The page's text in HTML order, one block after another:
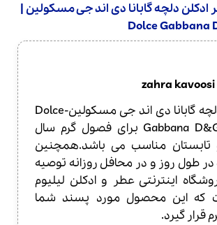
ادکلن دلچه گابانا دی اند جی مسکولین |
Dolce Gabbana
zahra kavoosi
عطر ادکلن دلچه گابانا دی اند جی مسکولین-Dolce
Gabbana D&G Masculine برای فصول گرم سال
و تابستان مناسب می باشد.همچنین
در طول روز و در محافل روزانه توصیه
اینترنتی عطر و ادکلن لیلیوم
که این محصول مورد پسند شما
گیرد.